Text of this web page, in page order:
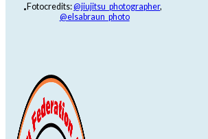
Fotocredits:@jiujitsu_photographer,
@elsabraun_photo